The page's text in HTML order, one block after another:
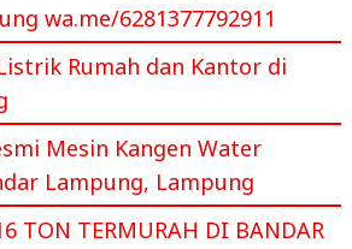
wa.me/6281377792911
Rumah dan Kantor di
Mesin Kangen Water
Lampung, Lampung
TON TERMURAH DI BANDAR